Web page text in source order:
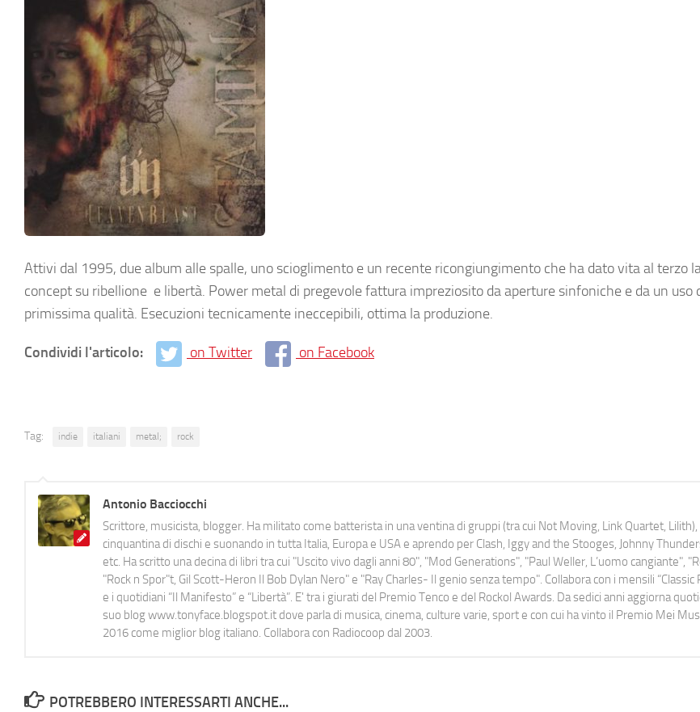
Attivi dal 1995, due album alle spalle, uno scioglimento e un recente ricongiungimento che ha dato vita al terzo
concept su ribellione e libertà. Power metal di pregevole fattura impreziosito da aperture sinfoniche e da un uso
primissima qualità. Esecuzioni tecnicamente ineccepibili, ottima la produzione.
Condividi l'articolo: on Twitter on Facebook
Tag: indie italiani metal; rock
Antonio Bacciocchi
Scrittore, musicista, blogger. Ha militato come batterista in una ventina di gruppi (tra cui Not Moving, Link Quartet,
cinquantina di dischi e suonando in tutta Italia, Europa e USA e aprendo per Clash, Iggy and the Stooges, Johnny
etc. Ha scritto una decina di libri tra cui "Uscito vivo dagli anni 80", "Mod Generations", "Paul Weller, L’uomo cangiante",
"Rock n Spor"t, Gil Scott-Heron Il Bob Dylan Nero" e "Ray Charles- Il genio senza tempo". Collabora con i mensili “Classic
e i quotidiani “Il Manifesto” e “Libertà”. E' tra i giurati del Premio Tenco e del Rockol Awards. Da sedici anni aggiorna
suo blog www.tonyface.blogspot.it dove parla di musica, cinema, culture varie, sport e con cui ha vinto il Premio Mei
2016 come miglior blog italiano. Collabora con Radiocoop dal 2003.
POTREBBERO INTERESSARTI ANCHE...